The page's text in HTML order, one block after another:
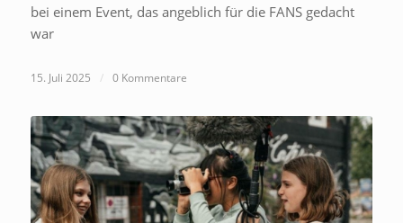
bei einem Event, das angeblich für die FANS gedacht
war
15. Juli 2025 / 0 Kommentare